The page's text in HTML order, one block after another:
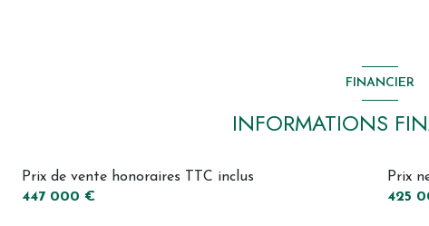
FINANCIER
INFORMATIONS
Prix de vente honoraires TTC inclus
447 000 €
Prix
425